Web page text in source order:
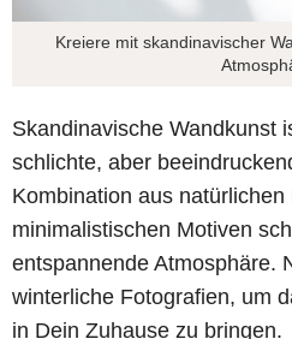
Kreiere mit skandinavischer
Skandinavische Wandkunst
schlichte, aber
Kombination aus natürlichen
minimalistischen Motiven
entspannende Atmosphäre.
winterliche Fotografien, um
in Dein Zuhause zu bringen.